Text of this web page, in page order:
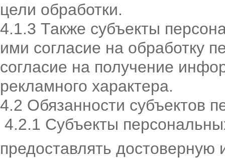
цели обработки.
4.1.3 Также субъекты
ими согласие на обработку
согласие на получение
рекламного характера.
4.2 Обязанности субъектов
4.2.1 Субъекты
предоставлять